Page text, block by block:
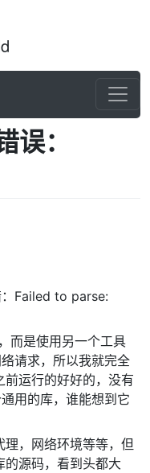
：
Failed to parse:
而是使用另一个工具
请求，所以我就完全
运行的好好的，没有
用的库，谁能想到它
，网络环境等等，但
的源码，看到头都大